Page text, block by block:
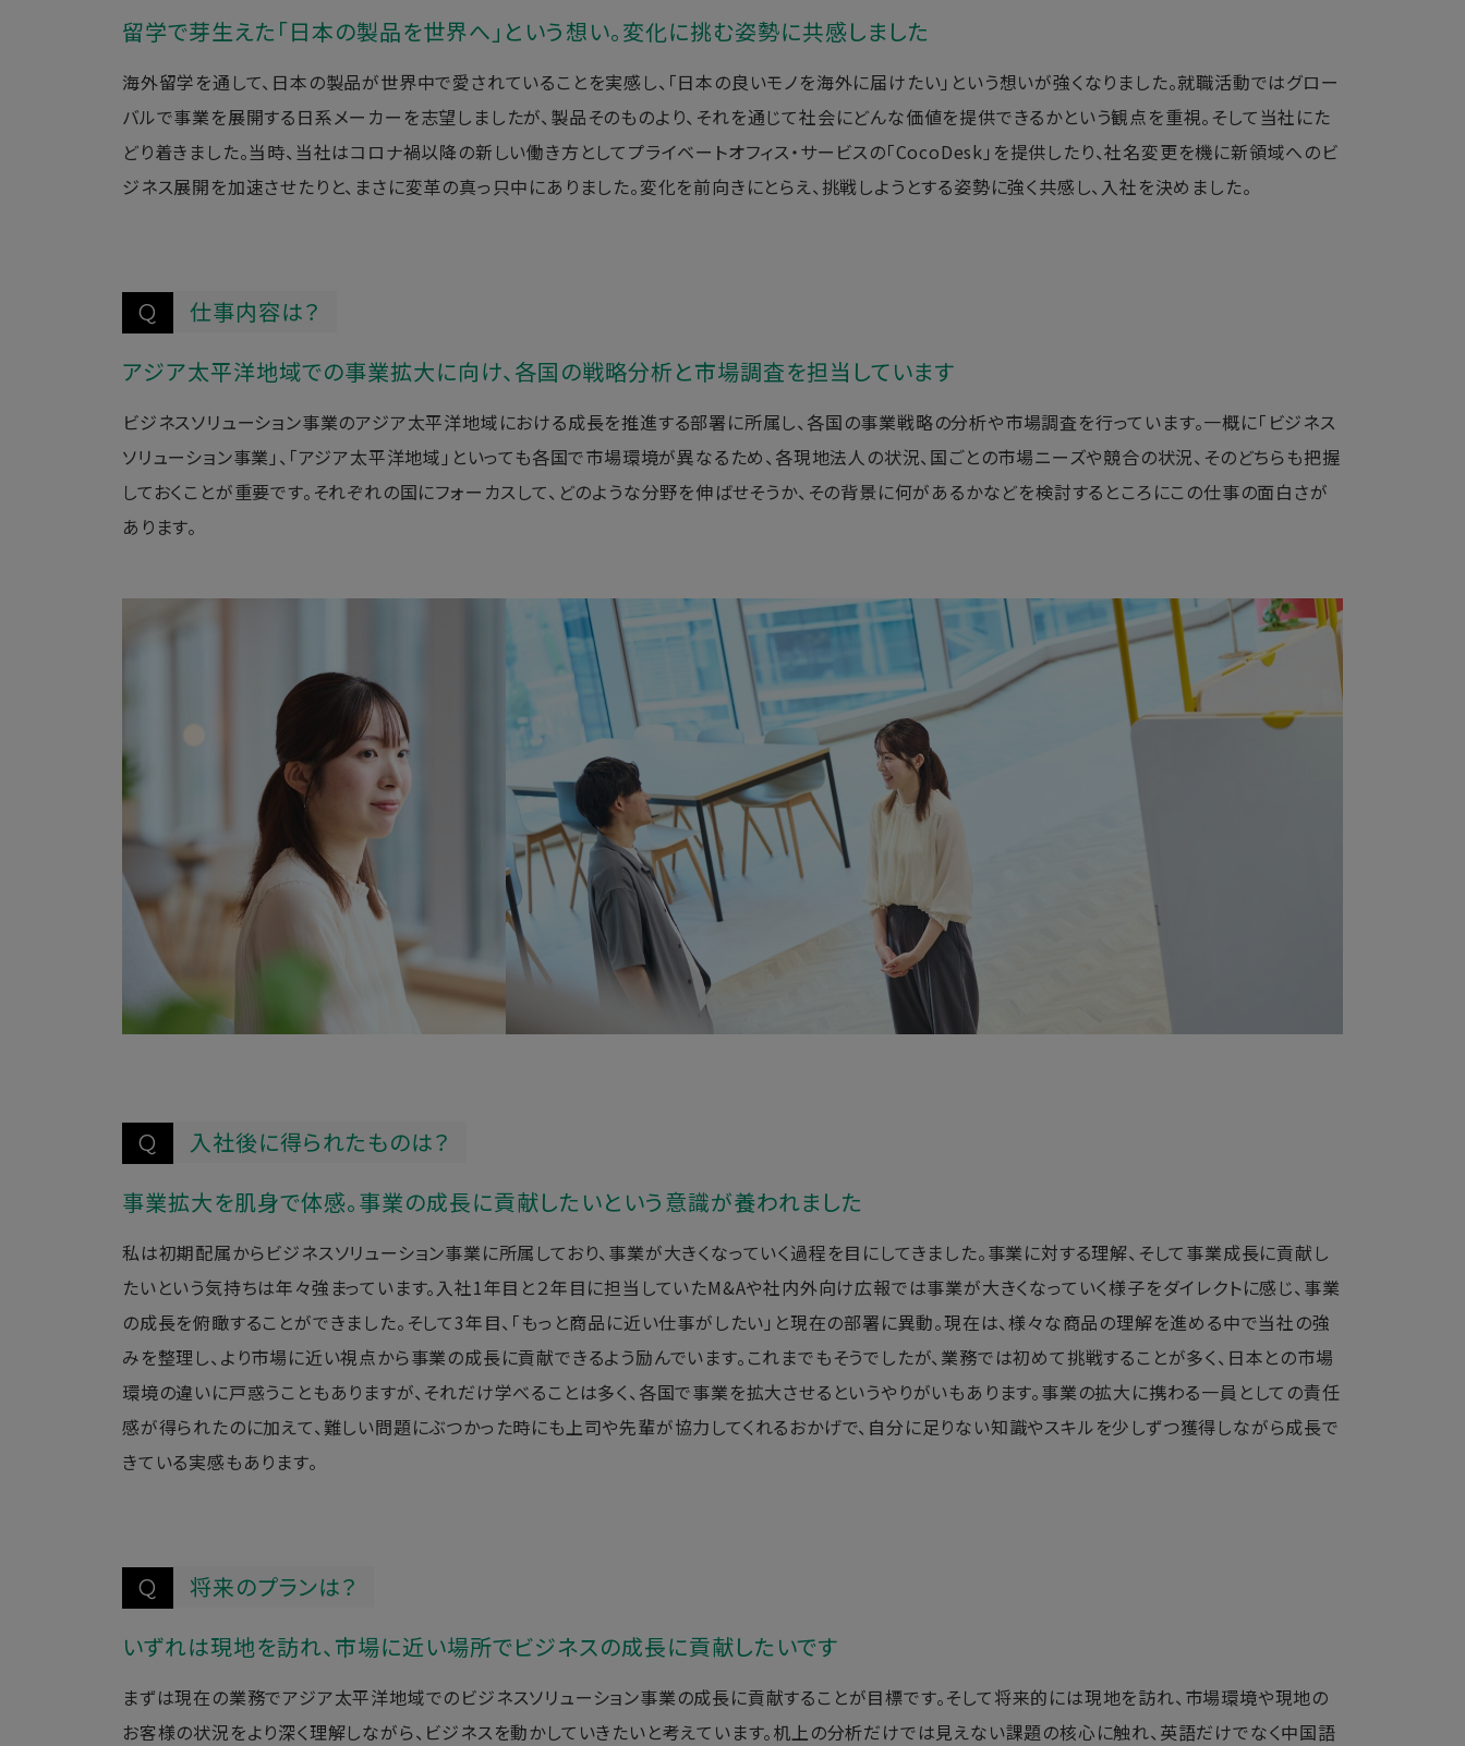
留学で芽生えた「日本の製品を世界へ」という想い。変化に挑む姿勢に共感しました
海外留学を通して、日本の製品が世界中で愛されていることを実感し、「日本の良いモノを海外に届けたい」という想いが強くなりました。就職活動ではグロー
バルで事業を展開する日系メーカーを志望しましたが、製品そのものより、それを通じて社会にどんな価値を提供できるかという観点を重視。そして当社にた
どり着きました。当時、当社はコロナ禍以降の新しい働き方としてプライベートオフィス・サービスの「CocoDesk」を提供したり、社名変更を機に新領域へのビ
ジネス展開を加速させたりと、まさに変革の真っ只中にありました。変化を前向きにとらえ、挑戦しようとする姿勢に強く共感し、入社を決めました。
Q
仕事内容は？
アジア太平洋地域での事業拡大に向け、各国の戦略分析と市場調査を担当しています
ビジネスソリューション事業のアジア太平洋地域における成長を推進する部署に所属し、各国の事業戦略の分析や市場調査を行っています。一概に「ビジネス
ソリューション事業」、「アジア太平洋地域」といっても各国で市場環境が異なるため、各現地法人の状況、国ごとの市場ニーズや競合の状況、そのどちらも把握
しておくことが重要です。それぞれの国にフォーカスして、どのような分野を伸ばせそうか、その背景に何があるかなどを検討するところにこの仕事の面白さが
あります。
Q
入社後に得られたものは？
事業拡大を肌身で体感。事業の成長に貢献したいという意識が養われました
私は初期配属からビジネスソリューション事業に所属しており、事業が大きくなっていく過程を目にしてきました。事業に対する理解、そして事業成長に貢献し
たいという気持ちは年々強まっています。入社1年目と２年目に担当していたM&Aや社内外向け広報では事業が大きくなっていく様子をダイレクトに感じ、事業
の成長を俯瞰することができました。そして3年目、「もっと商品に近い仕事がしたい」と現在の部署に異動。現在は、様々な商品の理解を進める中で当社の強
みを整理し、より市場に近い視点から事業の成長に貢献できるよう励んでいます。これまでもそうでしたが、業務では初めて挑戦することが多く、日本との市場
環境の違いに戸惑うこともありますが、それだけ学べることは多く、各国で事業を拡大させるというやりがいもあります。事業の拡大に携わる一員としての責任
感が得られたのに加えて、難しい問題にぶつかった時にも上司や先輩が協力してくれるおかげで、自分に足りない知識やスキルを少しずつ獲得しながら成長で
きている実感もあります。
Q
将来のプランは？
いずれは現地を訪れ、市場に近い場所でビジネスの成長に貢献したいです
まずは現在の業務でアジア太平洋地域でのビジネスソリューション事業の成長に貢献することが目標です。そして将来的には現地を訪れ、市場環境や現地の
お客様の状況をより深く理解しながら、ビジネスを動かしていきたいと考えています。机上の分析だけでは見えない課題の核心に触れ、英語だけでなく中国語